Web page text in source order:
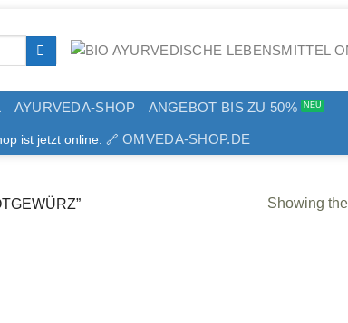
AYURVEDA-SHOP ANGEBOT BIS ZU 50%
ist jetzt online: 🔗 OMVEDA-SHOP.DE
Showing